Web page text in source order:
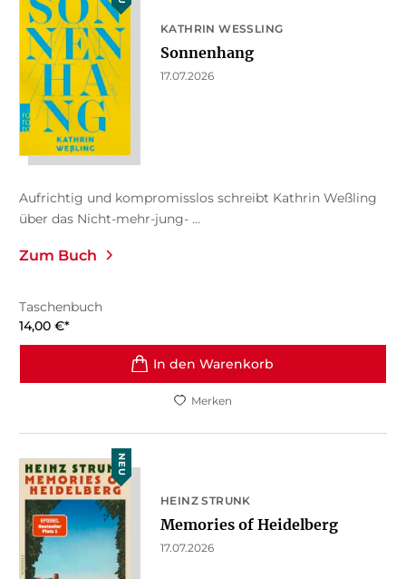
KATHRIN WESSLING
Sonnenhang
17.07.2026
Aufrichtig und kompromisslos schreibt Kathrin Weßling
über das Nicht-mehr-jung- ...
Zum Buch
Taschenbuch
14,00 €*
In den Warenkorb
Merken
NEU
HEINZ STRUNK
Memories of Heidelberg
17.07.2026